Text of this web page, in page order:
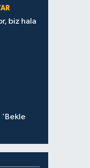
biz hala
'Bekle